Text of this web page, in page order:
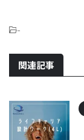
-
関連記事